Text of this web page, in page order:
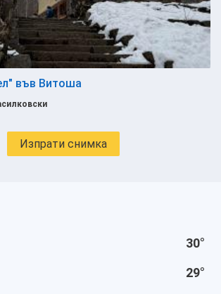
във Витоша
Изпрати снимка
30°
29°